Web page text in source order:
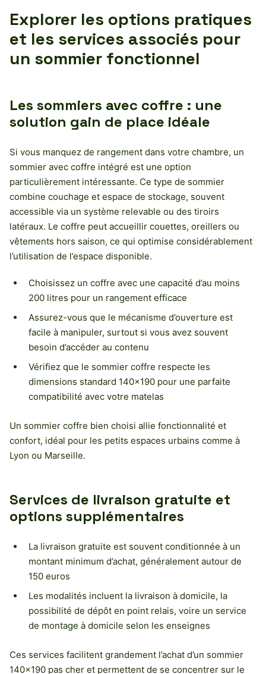
Explorer les options pratiques
et les services associés pour
un sommier fonctionnel
Les sommiers avec coffre : une
solution gain de place idéale
Si vous manquez de rangement dans votre chambre, un
sommier avec coffre intégré est une option
particulièrement intéressante. Ce type de sommier
combine couchage et espace de stockage, souvent
accessible via un système relevable ou des tiroirs
latéraux. Le coffre peut accueillir couettes, oreillers ou
vêtements hors saison, ce qui optimise considérablement
l’utilisation de l’espace disponible.
Choisissez un coffre avec une capacité d’au moins
200 litres pour un rangement efficace
Assurez-vous que le mécanisme d’ouverture est
facile à manipuler, surtout si vous avez souvent
besoin d’accéder au contenu
Vérifiez que le sommier coffre respecte les
dimensions standard 140×190 pour une parfaite
compatibilité avec votre matelas
Un sommier coffre bien choisi allie fonctionnalité et
confort, idéal pour les petits espaces urbains comme à
Lyon ou Marseille.
Services de livraison gratuite et
options supplémentaires
La livraison gratuite est souvent conditionnée à un
montant minimum d’achat, généralement autour de
150 euros
Les modalités incluent la livraison à domicile, la
possibilité de dépôt en point relais, voire un service
de montage à domicile selon les enseignes
Ces services facilitent grandement l’achat d’un sommier
140×190 pas cher et permettent de se concentrer sur le